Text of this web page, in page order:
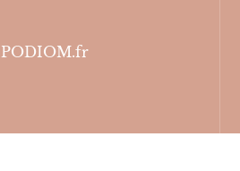
PODIOM.fr